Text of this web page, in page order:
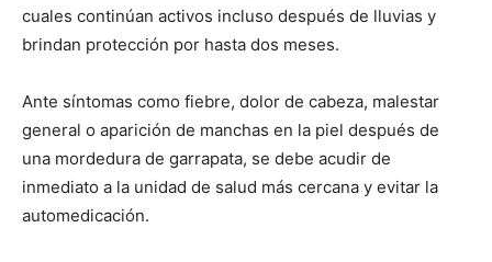
cuales continúan activos incluso después de lluvias y
brindan protección por hasta dos meses.
Ante síntomas como fiebre, dolor de cabeza, malestar
general o aparición de manchas en la piel después de
una mordedura de garrapata, se debe acudir de
inmediato a la unidad de salud más cercana y evitar la
automedicación.